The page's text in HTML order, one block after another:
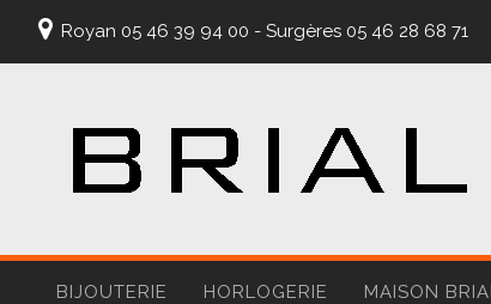
Royan 05 46 39 94 00 - Surgères 05 46 28 68 71
BIJOUTERIE HORLOGERIE MAISON